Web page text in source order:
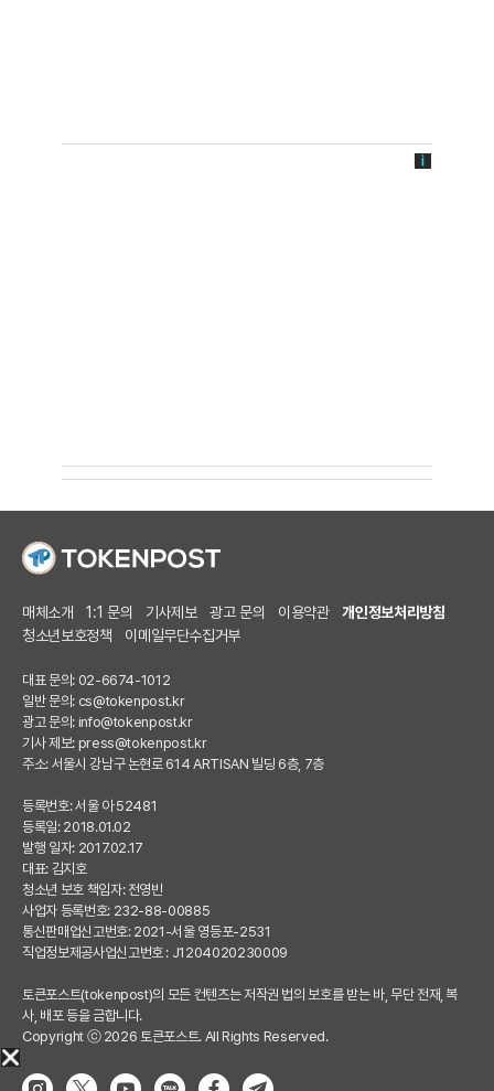
매체소개 1:1 문의 기사제보 광고 문의 이용약관
개인정보처리방침
청소년보호정책
이메일무단수집거부
대표 문의: 02-6674-1012
일반 문의: cs@tokenpost.kr
광고 문의: info@tokenpost.kr
기사 제보: press@tokenpost.kr
주소: 서울시 강남구 논현로 614 ARTISAN 빌딩 6층, 7층
등록번호: 서울 아 52481
등록일: 2018.01.02
발행 일자: 2017.02.17
대표: 김지호
청소년 보호 책임자: 전영빈
사업자 등록번호: 232-88-00885
통신판매업신고번호: 2021-서울 영등포-2531
직업정보제공사업신고번호 : J1204020230009
토큰포스트(tokenpost)의 모든 컨텐츠는 저작권 법의 보호를 받는 바, 무단 전재, 복
사, 배포 등을 금합니다.
Copyright ⓒ 2026 토큰포스트. All Rights Reserved.